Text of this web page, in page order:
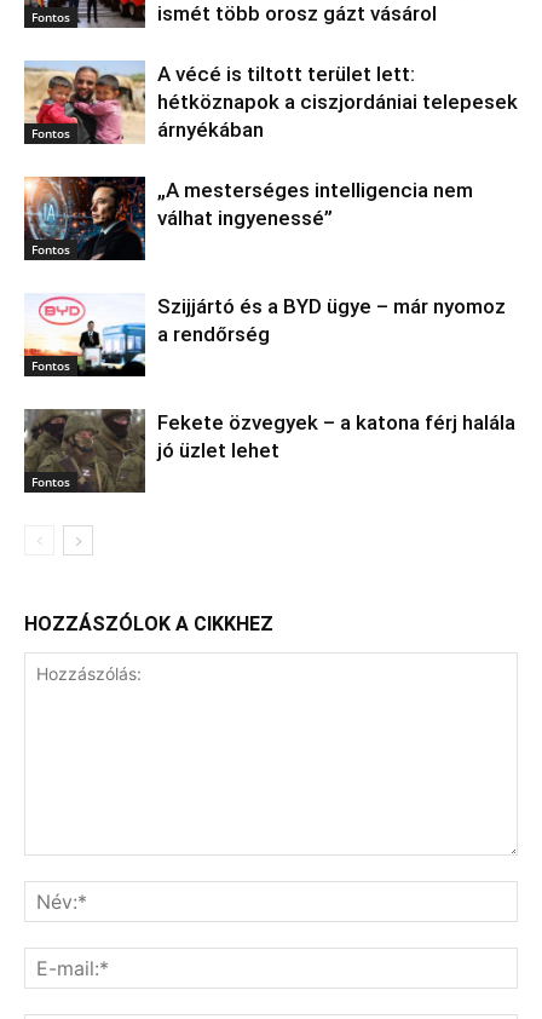
Fontos
ismét több orosz gázt vásárol
Fontos
A vécé is tiltott terület lett:
hétköznapok a ciszjordániai telepesek
árnyékában
Fontos
„A mesterséges intelligencia nem
válhat ingyenessé”
Fontos
Szijjártó és a BYD ügye – már nyomoz
a rendőrség
Fontos
Fekete özvegyek – a katona férj halála
jó üzlet lehet
HOZZÁSZÓLOK A CIKKHEZ